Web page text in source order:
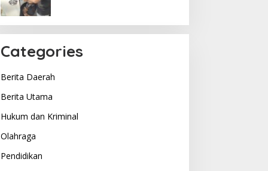
Categories
Berita Daerah
Berita Utama
Hukum dan Kriminal
Olahraga
Pendidikan